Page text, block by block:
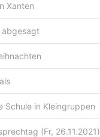
Xanten
abgesagt
Schule in Kleingruppen
(Fr, 26.11.2021)